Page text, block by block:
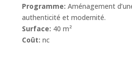
Programme: Aménagement
authenticité et modernité.
Surface: 40 m²
Coût: nc